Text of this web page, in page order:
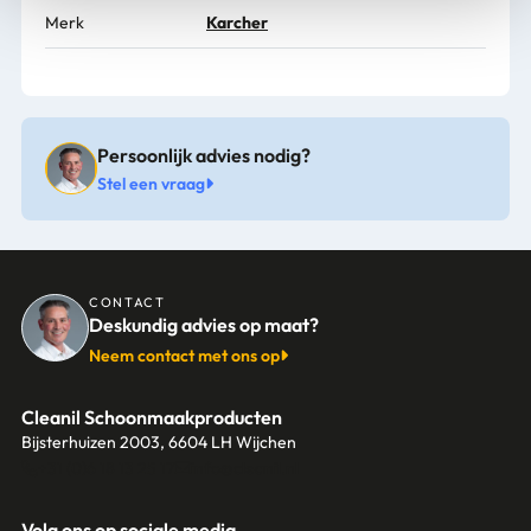
Merk Karcher
Persoonlijk advies nodig?
Stel een vraag
CONTACT
Deskundig advies op maat?
Neem contact met ons op
Cleanil Schoonmaakproducten
Bijsterhuizen 2003, 6604 LH Wijchen